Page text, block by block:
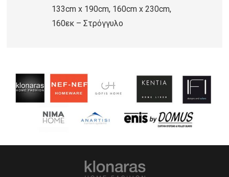
133cm x 190cm, 160cm x 230cm,
160εκ – Στρόγγυλο